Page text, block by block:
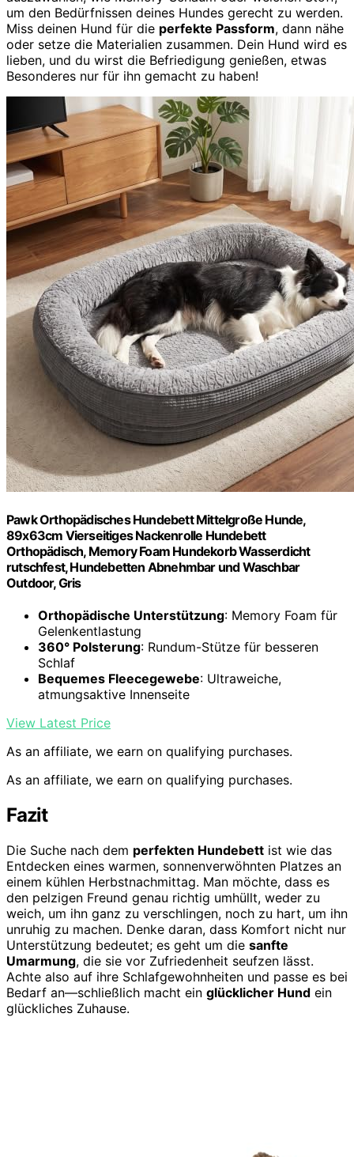
um den Bedürfnissen deines Hundes gerecht zu werden.
Miss deinen Hund für die perfekte Passform, dann nähe
oder setze die Materialien zusammen. Dein Hund wird es
lieben, und du wirst die Befriedigung genießen, etwas
Besonderes nur für ihn gemacht zu haben!
Pawk Orthopädisches Hundebett Mittelgroße Hunde,
89x63cm Vierseitiges Nackenrolle Hundebett
Orthopädisch, Memory Foam Hundekorb Wasserdicht
rutschfest, Hundebetten Abnehmbar und Waschbar
Outdoor, Gris
Orthopädische Unterstützung: Memory Foam für
Gelenkentlastung
360° Polsterung: Rundum-Stütze für besseren
Schlaf
Bequemes Fleecegewebe: Ultraweiche,
atmungsaktive Innenseite
View Latest Price
As an affiliate, we earn on qualifying purchases.
As an affiliate, we earn on qualifying purchases.
Fazit
Die Suche nach dem perfekten Hundebett ist wie das
Entdecken eines warmen, sonnenverwöhnten Platzes an
einem kühlen Herbstnachmittag. Man möchte, dass es
den pelzigen Freund genau richtig umhüllt, weder zu
weich, um ihn ganz zu verschlingen, noch zu hart, um ihn
unruhig zu machen. Denke daran, dass Komfort nicht nur
Unterstützung bedeutet; es geht um die sanfte
Umarmung, die sie vor Zufriedenheit seufzen lässt.
Achte also auf ihre Schlafgewohnheiten und passe es bei
Bedarf an—schließlich macht ein glücklicher Hund ein
glückliches Zuhause.